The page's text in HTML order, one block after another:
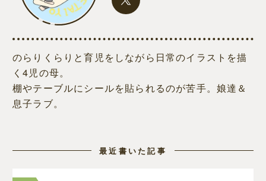
のらりくらりと育児をしながら日常のイラストを描
く4児の母。
棚やテーブルにシールを貼られるのが苦手。娘達＆
息子ラブ。
最近書いた記事